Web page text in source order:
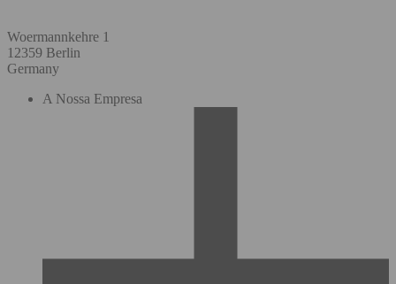
Woermannkehre 1
12359 Berlin
Germany
A Nossa Empresa